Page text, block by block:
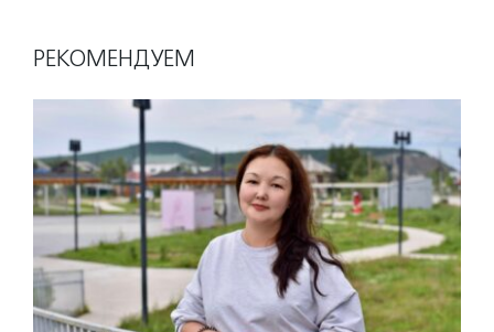
РЕКОМЕНДУЕМ